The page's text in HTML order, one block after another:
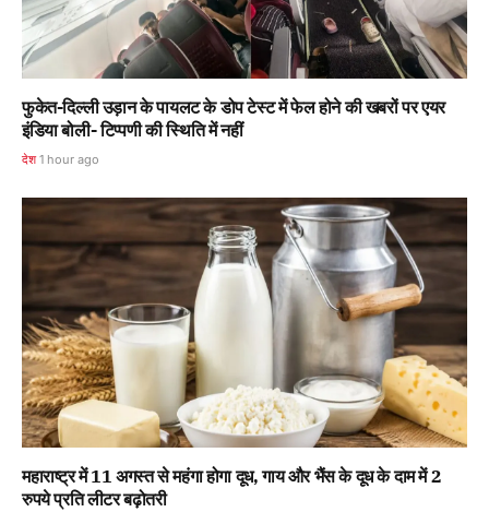
फुकेत-दिल्ली उड़ान के पायलट के डोप टेस्ट में फेल होने की खबरों पर एयर
इंडिया बोली- टिप्पणी की स्थिति में नहीं
देश 1 hour ago
महाराष्ट्र में 11 अगस्त से महंगा होगा दूध, गाय और भैंस के दूध के दाम में 2
रुपये प्रति लीटर बढ़ोतरी